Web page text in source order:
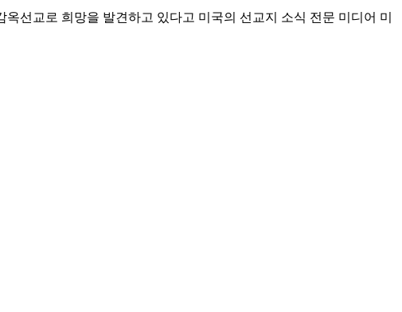
선교로 희망을 발견하고 있다고 미국의 선교지 소식 전문 미디어 미